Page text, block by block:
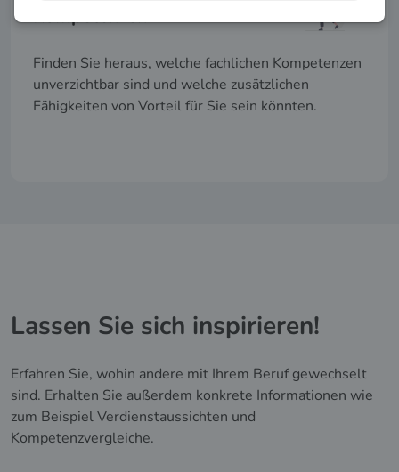
Kompetenzen
Finden Sie heraus, welche fachlichen Kompetenzen
unverzichtbar sind und welche zusätzlichen
Fähigkeiten von Vorteil für Sie sein könnten.
Lassen Sie sich inspirieren!
Erfahren Sie, wohin andere mit Ihrem Beruf gewechselt
sind. Erhalten Sie außerdem konkrete Informationen wie
zum Beispiel Verdienstaussichten und
Kompetenzvergleiche.